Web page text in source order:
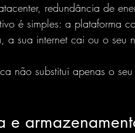
redundância de
é simples: a plataforma
a sua internet cai ou o seu
não substitui apenas o
e